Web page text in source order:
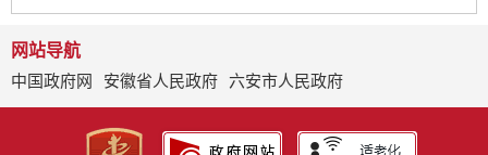
网站导航
中国政府网
安徽省人民政府 六安市人民政府